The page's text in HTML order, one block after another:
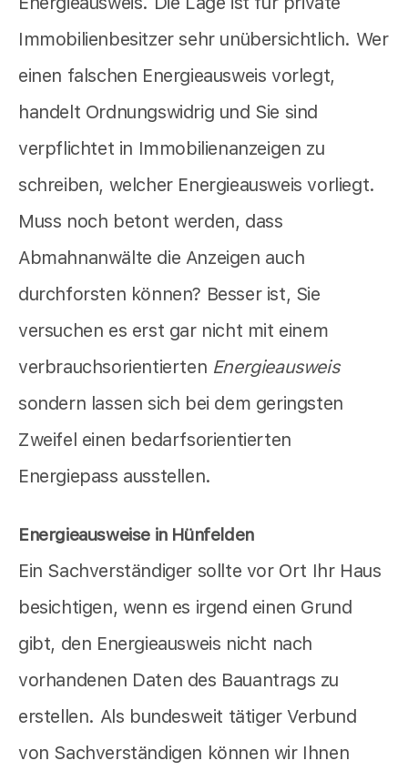
Immobilienbesitzer sehr unübersichtlich. Wer
einen falschen Energieausweis vorlegt,
handelt Ordnungswidrig und Sie sind
verpflichtet in Immobilienanzeigen zu
schreiben, welcher Energieausweis vorliegt.
Muss noch betont werden, dass
Abmahnanwälte die Anzeigen auch
durchforsten können? Besser ist, Sie
versuchen es erst gar nicht mit einem
verbrauchsorientierten Energieausweis
sondern lassen sich bei dem geringsten
Zweifel einen bedarfsorientierten
Energiepass ausstellen.
Energieausweise in Hünfelden
Ein Sachverständiger sollte vor Ort Ihr Haus
besichtigen, wenn es irgend einen Grund
gibt, den Energieausweis nicht nach
vorhandenen Daten des Bauantrags zu
erstellen. Als bundesweit tätiger Verbund
von Sachverständigen können wir Ihnen